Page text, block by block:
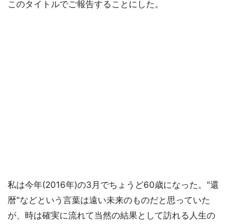
このタイトルでご報告することにした。
私は今年(2016年)の3月でちょうど60歳になった。"還
暦"などという言葉は遠い未来のものだと思っていた
が、時は確実に流れて当然の結果として訪れる人生の